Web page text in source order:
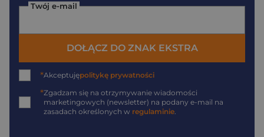
Twój e-mail
DOŁĄCZ DO ZNAK EKSTRA
*Akceptujępolitykę prywatności
*Zgadzam się na otrzymywanie wiadomości
marketingowych (newsletter) na podany e-mail na
zasadach określonych w regulaminie.